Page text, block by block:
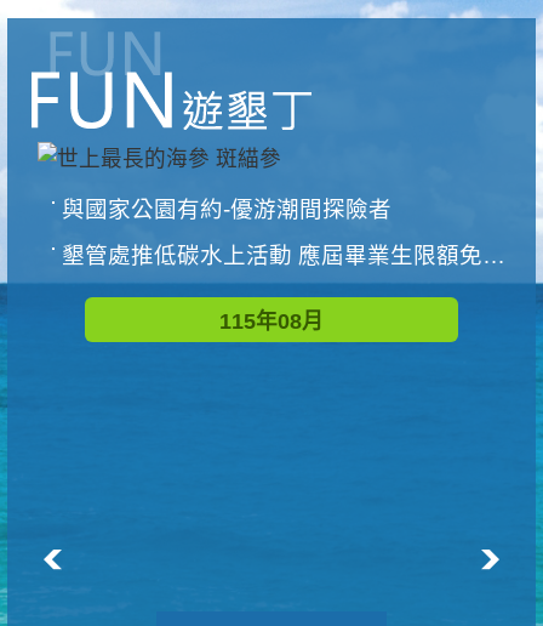
與國家公園有約-優游潮間探險者
墾管處推低碳水上活動 應屆畢業生限額免費參加
115年08月